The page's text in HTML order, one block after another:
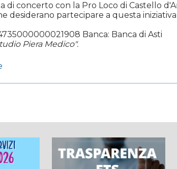
di concerto con la Pro Loco di Castello
desiderano partecipare a questa
Banca: Banca di Asti
Piera Medico".